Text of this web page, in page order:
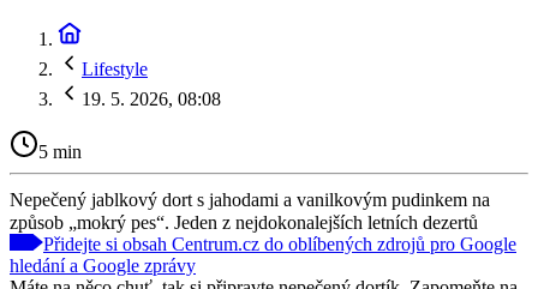
Lifestyle
19. 5. 2026, 08:08
5 min
Nepečený jablkový dort s jahodami a vanilkovým pudinkem na
způsob „mokrý pes“. Jeden z nejdokonalejších letních dezertů
Přidejte si obsah Centrum.cz do oblíbených zdrojů pro Google
hledání a Google zprávy